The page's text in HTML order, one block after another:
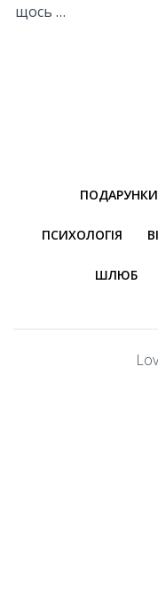
щось …
ПОДАРУНКИ
ПСИХОЛОГІЯ
ШЛЮБ